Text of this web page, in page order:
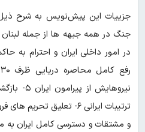
ترتیبات ایرانی ۶- تعلیق